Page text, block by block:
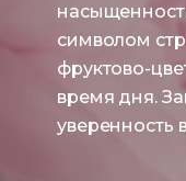
символом
фруктово-
время дня.
уверенность